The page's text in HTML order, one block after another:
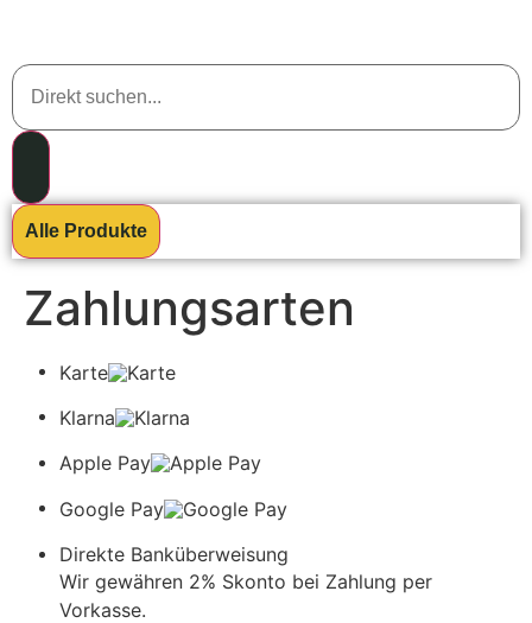
Alle Produkte
Zahlungsarten
Karte
Klarna
Apple Pay
Google Pay
Direkte Banküberweisung
Wir gewähren 2% Skonto bei Zahlung per
Vorkasse.